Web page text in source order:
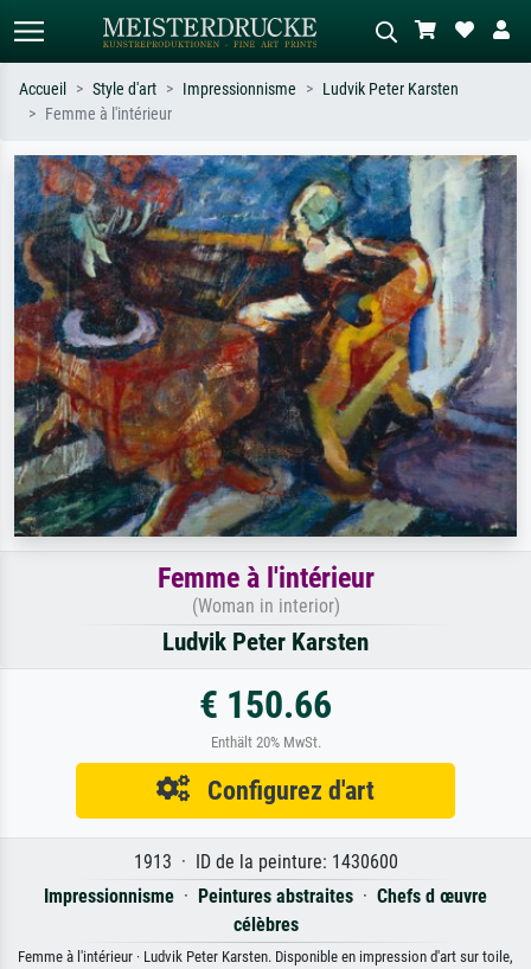
Recherchez par artiste, titre ou style –
ex. Monet, Nuit étoilée,
impressionnisme, vague de Hokusai,
nu.
Décrivez la scène – ex. prairie verte,
abstrait avec beaucoup de rouge,
tableau sombre, nu debout près d'un
arbre.
Accueil Style d'art Impressionnisme
Ludvik Peter Karsten
Femme à l'intérieur
Femme à l'intérieur
(Woman in interior)
Ludvik Peter Karsten
€ 150.66
Enthält 20% MwSt.
Configurez d'art
1913 · ID de la peinture: 1430600
Impressionnisme · Peintures abstraites · Chefs d œuvre
célèbres
Femme à l'intérieur · Ludvik Peter Karsten. Disponible en impression d'art sur toile,